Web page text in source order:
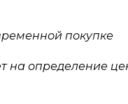
покупке
на определение